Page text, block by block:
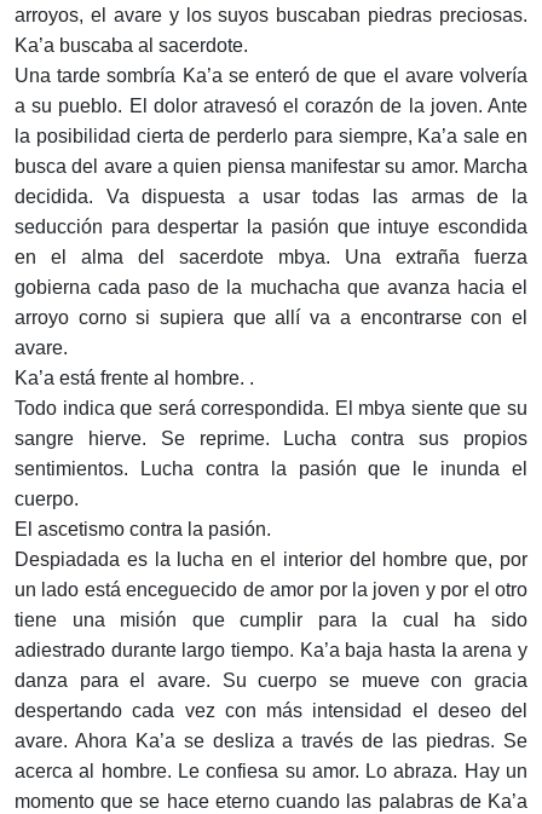
arroyos, el avare y los suyos buscaban piedras preciosas.
Ka’a buscaba al sacerdote.
Una tarde sombría Ka’a se enteró de que el avare volvería
a su pueblo. El dolor atravesó el corazón de la joven. Ante
la posibilidad cierta de perderlo para siempre, Ka’a sale en
busca del avare a quien piensa manifestar su amor. Marcha
decidida. Va dispuesta a usar todas las armas de la
seducción para despertar la pasión que intuye escondida
en el alma del sacerdote mbya. Una extraña fuerza
gobierna cada paso de la muchacha que avanza hacia el
arroyo corno si supiera que allí va a encontrarse con el
avare.
Ka’a está frente al hombre. .
Todo indica que será correspondida. El mbya siente que su
sangre hierve. Se reprime. Lucha contra sus propios
sentimientos. Lucha contra la pasión que le inunda el
cuerpo.
El ascetismo contra la pasión.
Despiadada es la lucha en el interior del hombre que, por
un lado está enceguecido de amor por la joven y por el otro
tiene una misión que cumplir para la cual ha sido
adiestrado durante largo tiempo. Ka’a baja hasta la arena y
danza para el avare. Su cuerpo se mueve con gracia
despertando cada vez con más intensidad el deseo del
avare. Ahora Ka’a se desliza a través de las piedras. Se
acerca al hombre. Le confiesa su amor. Lo abraza. Hay un
momento que se hace eterno cuando las palabras de Ka’a